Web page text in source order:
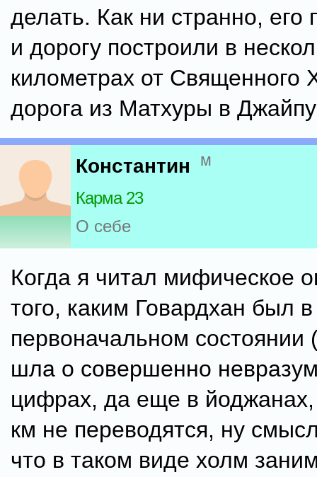
делать. Как ни странно, его
и дорогу построили в
километрах от Священного
дорога из Матхуры в
Константин м
Карма 23
О себе
Когда я читал мифическое
того, каким Говардхан был в
первоначальном состоянии
шла о совершенно
цифрах, да еще в йоджанах,
км не переводятся, ну
что в таком виде холм